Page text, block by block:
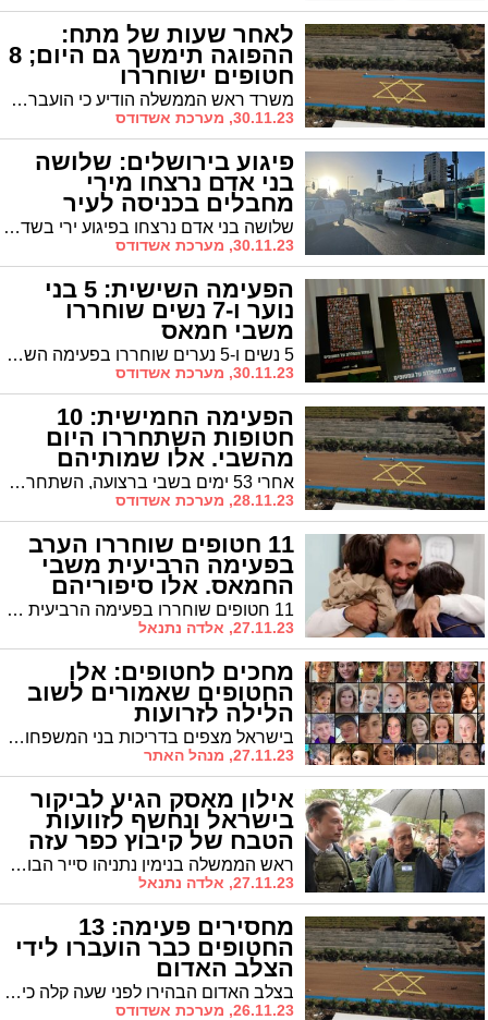
לאחר שעות של מתח:
ההפוגה תימשך גם היום; 8
חטופים ישוחררו
משרד ראש הממשלה הודיע כי הועברה לישראל רשימה מעודכנת של משוחררים העומדת בתנאי המתווה שיושם בששת הימים האחרונים. לפיכך תימשך ההפוגה הזמנית לפחות יום אחד נוסף
30.11.23, מערכת אשדודס
פיגוע בירושלים: שלושה
בני אדם נרצחו מירי
מחבלים בכניסה לעיר
שלושה בני אדם נרצחו בפיגוע ירי בשדרות ויצמן בכניסה לעיר ירושלים. חמישה נפצעו באורח קשה, אחד בינוני ושניים קל. שני מחבלים חוסלו בזירה
30.11.23, מערכת אשדודס
הפעימה השישית: 5 בני
נוער ו-7 נשים שוחררו
משבי חמאס
5 נשים ו-5 נערים שוחררו בפעימה השישית וחזרו לישראל, יחד עם 4 עובדים זרים - שעות אחרי שחמאס שחרר כ"מחווה לפוטין" שתי ישראליות עם אזרחות רוסית.
30.11.23, מערכת אשדודס
הפעימה החמישית: 10
חטופות השתחררו היום
מהשבי. אלו שמותיהם
וסיפוריהם אחרי 53 ימים בשבי ברצועה, השתחררו הערב מהשבי 10 חטופות בפעימה החמישית של העסקה. מלבדן השתחררו מהשבי שני חטופים בעלי אזרחות זרה.
28.11.23, מערכת אשדודס
11 חטופים שוחררו הערב
בפעימה הרביעית משבי
החמאס. אלו סיפוריהם
11 חטופים שוחררו בפעימה הרביעית היום בשעה 19:00 לאחר שנחטפו מבתיהם בבוקר שמחת תורה והיו בשבי החמאס במשך 52 יום. אלו סיפוריהם
27.11.23, אלדה נתנאל
מחכים לחטופים: אלו
החטופים שאמורים לשוב
הלילה לזרועות
משפחותיהם בישראל מצפים בדריכות בני המשפחות לשובם של החטופים שצפויים לשוב היום בחסדי שמים
27.11.23, מנהל האתר
אילון מאסק הגיע לביקור
בישראל ונחשף לזוועות
הטבח של קיבוץ כפר עזה
ראש הממשלה בנימין נתניהו סייר הבוקר (ב'), עם אילון מאסק בקיבוץ כפר עזה. ראש הממשלה נתניהו הראה למאסק את זוועות הטבח בקיבוץ מאירועי השבת של ה-7 באוקטובר. במהלך הביקור סיירו השניים בבית משפחתו של ראש המועצה האזורית שער הנגב אופיר ליבשטיין ז"ל ובבית משפחת עידן שם האזינו לסיפורה של הילדה אביגיל ששוחררה אמש משבי החמאס לאחר 51 יום
27.11.23, אלדה נתנאל
מחסירים פעימה: 13
החטופים כבר הועברו לידי
הצלב האדום
בצלב האדום הבהירו לפני שעה קלה כי הפעימה הבאה לשחרור חטופים עשויה להתקיים כמתוכנן. 13 חטופים, ביניהם תשעה ילדים, הועברו כבר לנציגי הצלה"א
26.11.23, מערכת אשדודס